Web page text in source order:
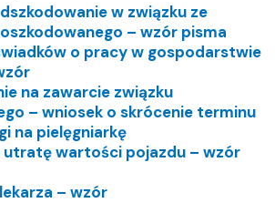
w związku ze
– wzór pisma
o pracy w gospodarstwie
na zawarcie związku
– wniosek o skrócenie terminu
na pielęgniarkę
utratę wartości pojazdu – wzór
– wzór